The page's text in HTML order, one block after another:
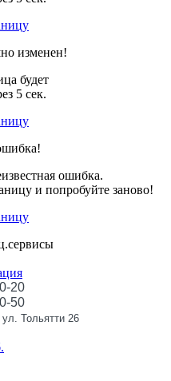
изменен!
будет
5 сек.
ошибка.
и попробуйте заново!
20
50
ул. Тольятти 26